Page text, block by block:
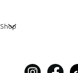
Shop